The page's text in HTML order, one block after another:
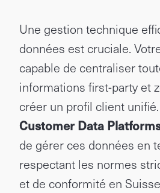
Une gestion technique
données est cruciale.
capable de centraliser
informations first-party et
créer un profil client
Customer Data
de gérer ces données en
respectant les normes
et de conformité en